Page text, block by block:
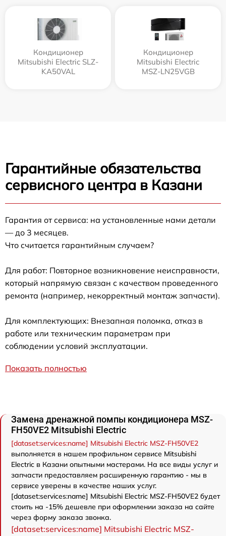
Кондиционер
Mitsubishi Electric SLZ-
KA50VAL
Кондиционер
Mitsubishi Electric
MSZ-LN25VGB
Гарантийные обязательства
сервисного центра в Казани
Гарантия от сервиса: на установленные нами детали
— до 3 месяцев.
Что считается гарантийным случаем?
Для работ: Повторное возникновение неисправности,
который напрямую связан с качеством проведенного
ремонта (например, некорректный монтаж запчасти).
Для комплектующих: Внезапная поломка, отказ в
работе или техническим параметрам при
соблюдении условий эксплуатации.
Показать полностью
Замена дренажной помпы кондиционера MSZ-
FH50VE2 Mitsubishi Electric
[dataset:services:name] Mitsubishi Electric MSZ-FH50VE2
выполняется в нашем профильном сервисе Mitsubishi
Electric в Казани опытными мастерами. На все виды услуг и
запчасти предоставляем расширенную гарантию - мы в
сервисе уверены в качестве наших услуг.
[dataset:services:name] Mitsubishi Electric MSZ-FH50VE2 будет
стоить на -15% дешевле при оформлении заказа на сайте
через форму заказа звонка.
[dataset:services:name] Mitsubishi Electric MSZ-